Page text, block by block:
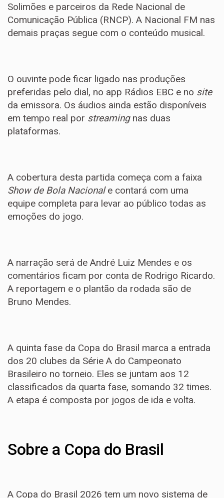
Solimões e parceiros da Rede Nacional de
Comunicação Pública (RNCP). A Nacional FM nas
demais praças segue com o conteúdo musical.
O ouvinte pode ficar ligado nas produções
preferidas pelo dial, no app Rádios EBC e no site
da emissora. Os áudios ainda estão disponíveis
em tempo real por streamingnas duas
plataformas.
A cobertura desta partida começa com a faixa
Show de Bola Nacionale contará com uma
equipe completa para levar ao público todas as
emoções do jogo.
A narração será de André Luiz Mendes e os
comentários ficam por conta de Rodrigo Ricardo.
A reportagem e o plantão da rodada são de
Bruno Mendes.
A quinta fase da Copa do Brasil marca a entrada
dos 20 clubes da Série A do Campeonato
Brasileiro no torneio. Eles se juntam aos 12
classificados da quarta fase, somando 32 times.
A etapa é composta por jogos de ida e volta.
Sobre a Copa do Brasil
A Copa do Brasil 2026 tem um novo sistema de